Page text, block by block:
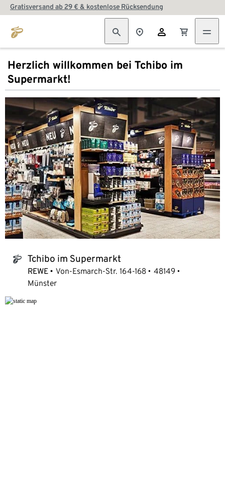
Gratisversand ab 29 € & kostenlose Rücksendung
Herzlich willkommen bei Tchibo im
Supermarkt!
tchibo_logo Tchibo im Supermarkt
REWE Von-Esmarch-Str. 164-168
48149
Münster